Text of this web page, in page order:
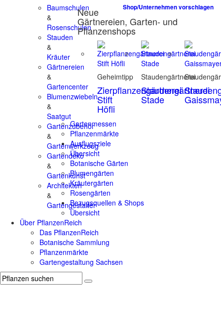
Baumschulen
&
Rosenschulen
Stauden
&
Kräuter
Gärtnereien
&
Gartencenter
Blumenzwiebeln
&
Saatgut
Gartenzubehör
&
Gartenwerkzeug
Gartendeko
&
Gartenkunst
Architekten
&
Gartengestalter
Shop/Unternehmen vorschlagen
Neue
Gärtnereien, Garten- und
Pflanzenshops
Geheimtipp
Zierpflanzengärtnerei
Stift
Höfli
Staudengärtnerei
Staudengärtnerei
Stade
Gartenmessen
Pflanzenmärkte
Ausflugsziele
Übersicht
Botanische Gärten
Blumengärten
Kräutergärten
Rosengärten
Bezugsquellen & Shops
Übersicht
Über PflanzenReich
Das PflanzenReich
Botanische Sammlung
Pflanzenmärkte
Gartengestaltung Sachsen